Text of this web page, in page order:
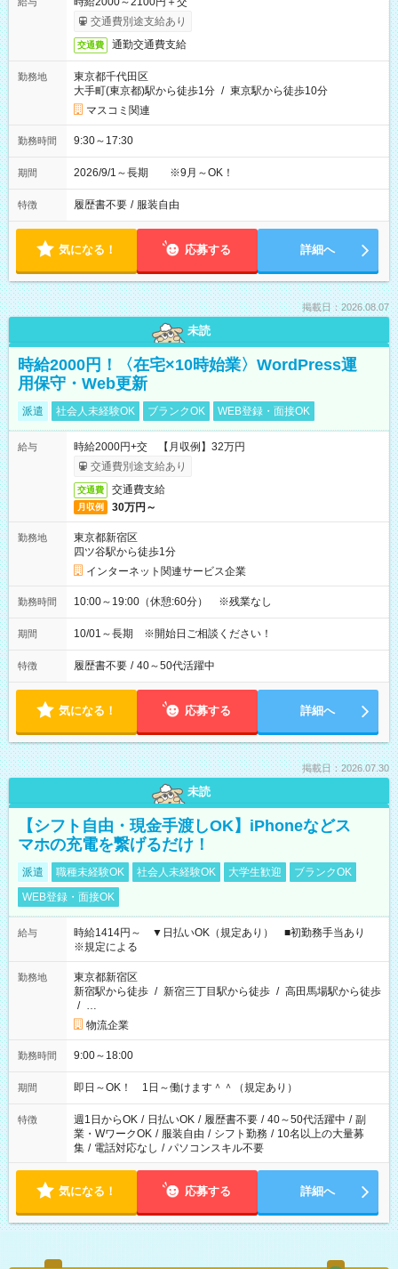
交通費別途支給あり
交通費 通勤交通費支給
勤務地
東京都千代田区
大手町(東京都)駅から徒歩1分 / 東京駅から徒歩10分
マスコミ関連
勤務時間 9:30～17:30
期間 2026/9/1～長期 ※9月～OK！
特徴 履歴書不要 / 服装自由
気になる！ 応募する 詳細へ
掲載日：2026.08.07
未読
時給2000円！〈在宅×10時始業〉WordPress運
用保守・Web更新
派遣 社会人未経験OK ブランクOK WEB登録・面接OK
給与
時給2000円+交 【月収例】32万円
交通費別途支給あり
交通費 交通費支給
月収例 30万円～
勤務地
東京都新宿区
四ツ谷駅から徒歩1分
インターネット関連サービス企業
勤務時間 10:00～19:00（休憩:60分） ※残業なし
期間 10/01～長期 ※開始日ご相談ください！
特徴 履歴書不要 / 40～50代活躍中
気になる！ 応募する 詳細へ
掲載日：2026.07.30
未読
【シフト自由・現金手渡しOK】iPhoneなどス
マホの充電を繋げるだけ！
派遣 職種未経験OK 社会人未経験OK 大学生歓迎
ブランクOK
WEB登録・面接OK
給与
時給1414円～ ▼日払いOK（規定あり） ■初勤務手当あり
※規定による
勤務地
東京都新宿区
新宿駅から徒歩 / 新宿三丁目駅から徒歩 / 高田馬場駅から徒歩
/ …
物流企業
勤務時間 9:00～18:00
期間 即日～OK！ 1日～働けます＾＾（規定あり）
特徴 週1日からOK / 日払いOK / 履歴書不要 / 40～50代活躍中 / 副
業・WワークOK / 服装自由 / シフト勤務 / 10名以上の大量募
集 / 電話対応なし / パソコンスキル不要
気になる！ 応募する 詳細へ